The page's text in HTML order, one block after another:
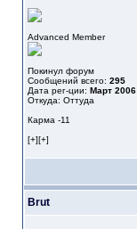
Advanced Member
Покинул форум
Сообщений всего: 295
Дата рег-ции: Март 2006
Откуда: Оттуда
Карма -11
[+][+]
Brut